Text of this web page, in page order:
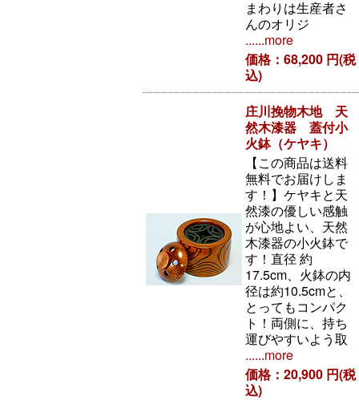
まわりは生産者さ
んのオリジ
......more
価格：68,200 円(税
込)
庄川挽物木地 天
然木漆器 蓋付小
火鉢（ケヤキ）
【この商品は送料
無料でお届けしま
す！】ケヤキと天
然漆の優しい感触
が心地よい、天然
木漆器の小火鉢で
す！直径 約
17.5cm、火鉢の内
径は約10.5cmと、
とってもコンパク
ト！両側に、持ち
運びやすいよう取
......more
価格：20,900 円(税
込)